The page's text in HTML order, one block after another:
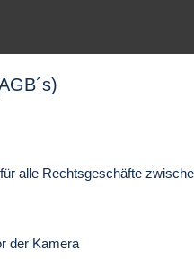
alle Rechtsgeschäfte
der Kamera